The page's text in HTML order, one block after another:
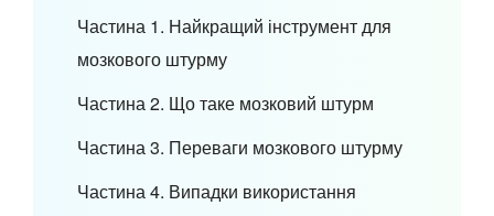
Частина 1. Найкращий інструмент для
мозкового штурму
Частина 2. Що таке мозковий штурм
Частина 3. Переваги мозкового штурму
Частина 4. Випадки використання